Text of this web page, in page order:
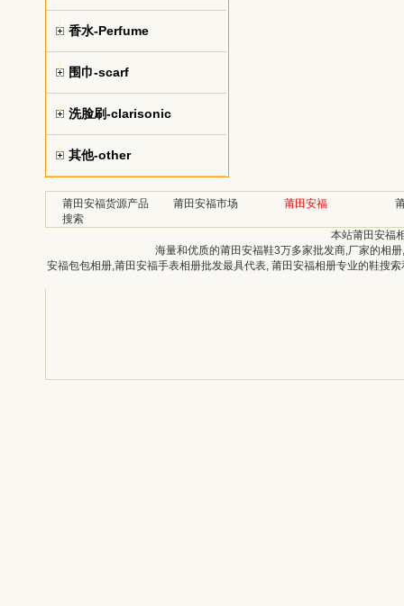
香水-Perfume
围巾-scarf
洗脸刷-clarisonic
其他-other
莆田安福货源产品
搜索
莆田安福市场 莆田安福
本站莆田安福
海量和优质的莆田安福鞋3万多家批发商,厂家的相
安福包包相册,莆田安福手表相册批发最具代表, 莆田安福相册专业的鞋搜